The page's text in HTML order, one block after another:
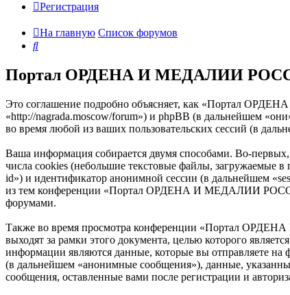
Регистрация
На главную Список форумов
Поиск
Портал ОРДЕНА И МЕДАЛИИ
Это соглашение подробно объясняет, как «Портал
«http://nagrada.moscow/forum») и phpBB (в дальнейшем
во время любой из ваших пользовательских сессий (в
Ваша информация собирается двумя способами. Во-
числа cookies (небольшие текстовые файлы, загружаемые
id») и идентификатор анонимной сессии (в дальнейшем
из тем конференции «Портал ОРДЕНА И МЕДАЛИИ
форумами.
Также во время просмотра конференции «Портал
выходят за рамки этого документа, целью которого
информации являются данные, которые вы отправляете
(в дальнейшем «анонимные сообщения»), данные,
сообщения, оставленные вами после регистрации и